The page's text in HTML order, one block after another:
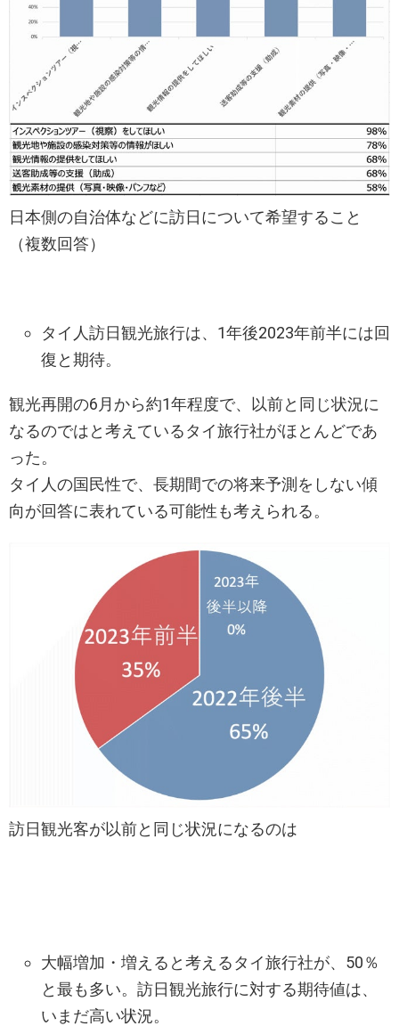
日本側の自治体などに訪日について希望すること
（複数回答）
タイ人訪日観光旅行は、1年後2023年前半には回
復と期待。
観光再開の6月から約1年程度で、以前と同じ状況に
なるのではと考えているタイ旅行社がほとんどであ
った。
タイ人の国民性で、長期間での将来予測をしない傾
向が回答に表れている可能性も考えられる。
訪日観光客が以前と同じ状況になるのは
大幅増加・増えると考えるタイ旅行社が、50％
と最も多い。訪日観光旅行に対する期待値は、
いまだ高い状況。